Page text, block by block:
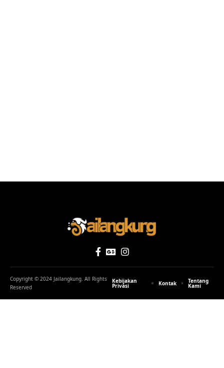
Copyright © 2024 Jailangkung. All Rights
Reserved
Kebijakan
Privasi Kontak Tentang
Kami